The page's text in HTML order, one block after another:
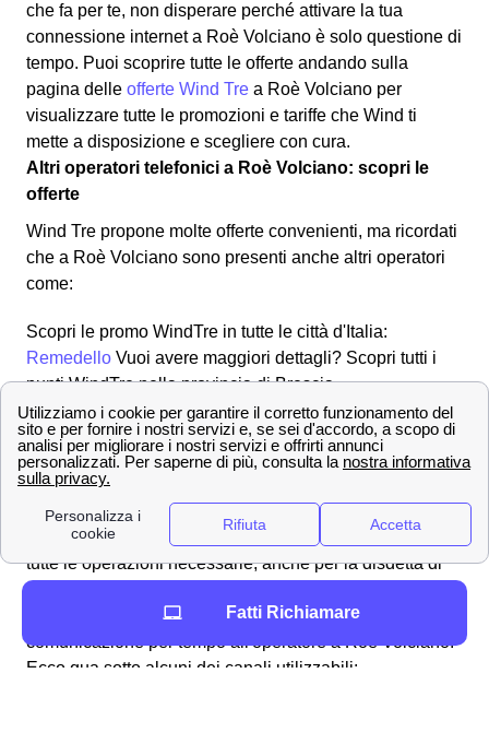
che fa per te, non disperare perché attivare la tua
connessione internet a Roè Volciano è solo questione di
tempo. Puoi scoprire tutte le offerte andando sulla
pagina delle offerte Wind Tre a Roè Volciano per
visualizzare tutte le promozioni e tariffe che Wind ti
mette a disposizione e scegliere con cura.
Altri operatori telefonici a Roè Volciano: scopri le
offerte
Wind Tre propone molte offerte convenienti, ma ricordati
che a Roè Volciano sono presenti anche altri operatori
come:
Scopri le promo WindTre in tutte le città d'Italia:
Remedello Vuoi avere maggiori dettagli? Scopri tutti i
punti WindTre nella provincia di Brescia
Contatta i numeri dell'assistenza clienti Wind Tre a
Roè Volciano
Effettuare una disdetta con Wind Tre a Roè Volciano
Come fare per disdire un contratto con Wind Tre a Roè
Volciano? L'operatore segue i suoi clienti volcianesi in
tutte le operazioni necessarie, anche per la disdetta di
qualsiasi momento, l'importante è inviare una
comunicazione per tempo all'operatore a Roè Volciano.
Ecco qua sotto alcuni dei canali utilizzabili:
Fatti Richiamare